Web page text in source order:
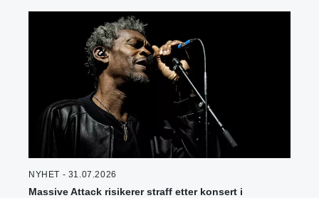
NYHET - 31.07.2026
Massive Attack risikerer straff etter konsert i